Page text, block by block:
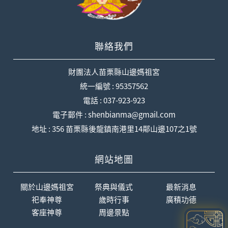
聯絡我們
財團法人苗栗縣山邊媽祖宮
統一編號 : 95357562
電話 : 037-923-923
電子郵件 : shenbianma@gmail.com
地址 : 356 苗栗縣後龍鎮南港里14鄰山邊107之1號
網站地圖
關於山邊媽祖宮
祀奉神尊
客座神尊
祭典與儀式
歲時行事
周邊景點
最新消息
廣積功德